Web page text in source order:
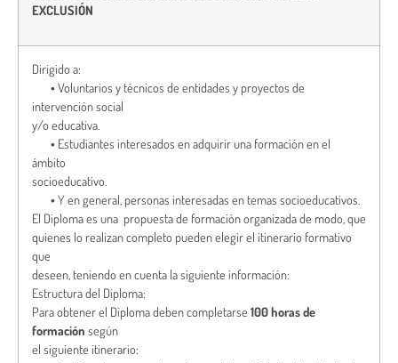
EXCLUSIÓN
Dirigido a:
•Voluntarios y técnicos de entidades y proyectos de
intervención social
y/o educativa.
• Estudiantes interesados en adquirir una formación en el
ámbito
socioeducativo.
•Y en general, personas interesadas en temas socioeducativos.
El Diploma es una propuesta de formación organizada de modo, que
quienes lo realizan completo pueden elegir el itinerario formativo
que
deseen, teniendo en cuenta la siguiente información:
Estructura del Diploma:
Para obtener el Diploma deben completarse 100 horas de
formación según
el siguiente itinerario: